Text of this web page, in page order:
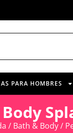
PARA HOMBRES
/ Bath & Body/